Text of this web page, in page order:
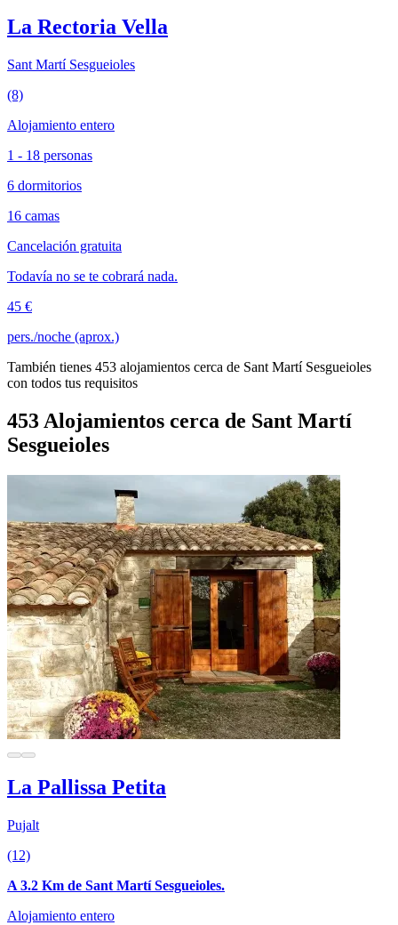
La Rectoria Vella
Sant Martí Sesgueioles
(8)
Alojamiento entero
1 - 18 personas
6 dormitorios
16 camas
Cancelación gratuita
Todavía no se te cobrará nada.
45 €
pers./noche (aprox.)
También tienes 453 alojamientos cerca de Sant Martí Sesgueioles
con todos tus requisitos
453 Alojamientos cerca de Sant Martí
Sesgueioles
La Pallissa Petita
Pujalt
(12)
A 3.2 Km de Sant Martí Sesgueioles.
Alojamiento entero